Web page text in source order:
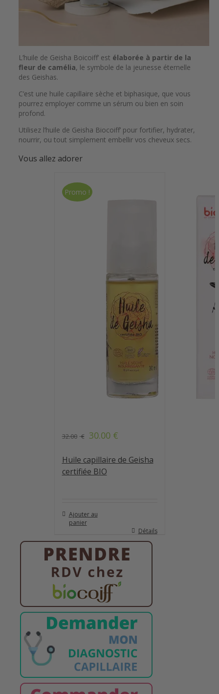
L’huile de Geisha Boicoiff’ est élaborée à partir de la
fleur de camélia, le symbole de la jeunesse éternelle
des Geishas.
C’est une huile capillaire sèche et biphasique, que vous
pourrez employer comme un sérum ou bien en soin
profond.
Utilisez l’huile de Geisha Biocoiff’ pour fortifier, hydrater,
nourrir, ou tout simplement embellir vos cheveux secs.
Vous allez adorer
Promo !
32.00 € 30.00 €
Huile capillaire de Geisha
certifiée BIO
Ajouter au
panier
Détails